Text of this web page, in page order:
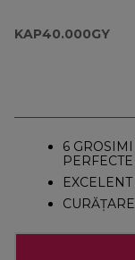
Prospero+
KAP40.000GY
6
PERFECTE